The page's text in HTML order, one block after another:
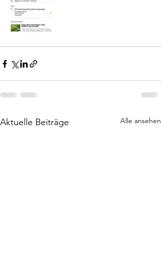
Aktuelle Beiträge Alle ansehen